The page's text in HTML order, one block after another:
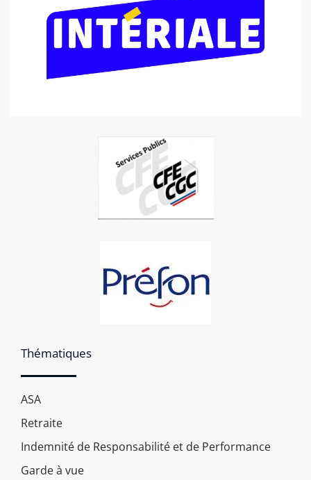
Thématiques
ASA
Retraite
Indemnité de Responsabilité et de Performance
Garde à vue